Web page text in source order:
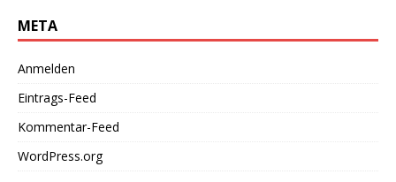
META
Anmelden
Eintrags-Feed
Kommentar-Feed
WordPress.org